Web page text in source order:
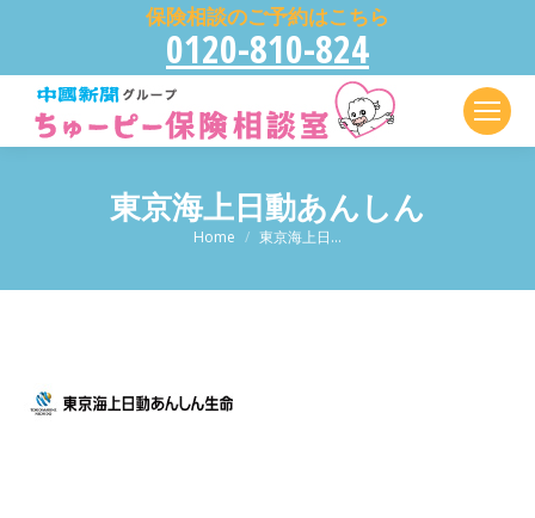
保険相談のご予約はこちら
0120-810-824
東京海上日動あんしん
現在地:
Home 東京海上日…